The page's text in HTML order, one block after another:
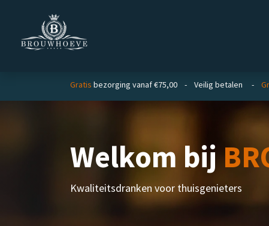
Gratis bezorging vanaf €75,00 - Veilig betalen -
Welkom bij
Kwaliteitsdranken voor thuisgenieters